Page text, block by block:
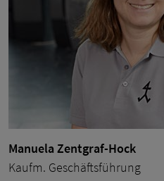
Manuela Zentgraf-Hock
Kaufm. Geschäftsführung